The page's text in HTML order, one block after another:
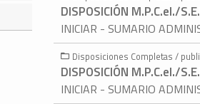
DISPOSICIÓN M.P.C.eI./
INICIAR - SUMARIO
Disposiciones Completas /
DISPOSICIÓN M.P.C.eI./
INICIAR - SUMARIO